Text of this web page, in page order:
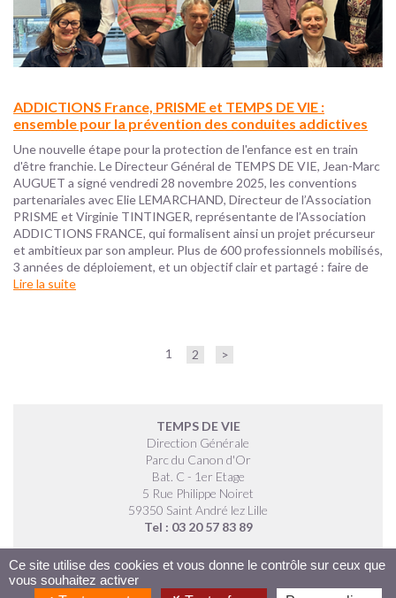
Ce site utilise des cookies et vous donne le contrôle sur ceux que
vous souhaitez activer
ADDICTIONS France, PRISME et TEMPS DE VIE :
ensemble pour la prévention des conduites addictives
Une nouvelle étape pour la protection de l'enfance est en train
d'être franchie. Le Directeur Général de TEMPS DE VIE, Jean-Marc
AUGUET a signé vendredi 28 novembre 2025, les conventions
partenariales avec Elie LEMARCHAND, Directeur de l’Association
PRISME et Virginie TINTINGER, représentante de l’Association
ADDICTIONS FRANCE, qui formalisent ainsi un projet précurseur
et ambitieux par son ampleur. Plus de 600 professionnels mobilisés,
3 années de déploiement, et un objectif clair et partagé : faire de
Lire la suite
1 2 >
TEMPS DE VIE
Direction Générale
Parc du Canon d'Or
Bat. C - 1er Etage
5 Rue Philippe Noiret
59350 Saint André lez Lille
Tel : 03 20 57 83 89